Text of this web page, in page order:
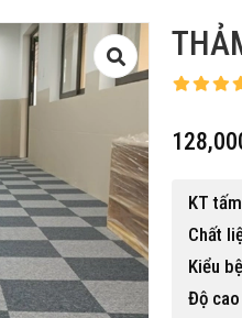
KT
Chất
Kiểu
Độ